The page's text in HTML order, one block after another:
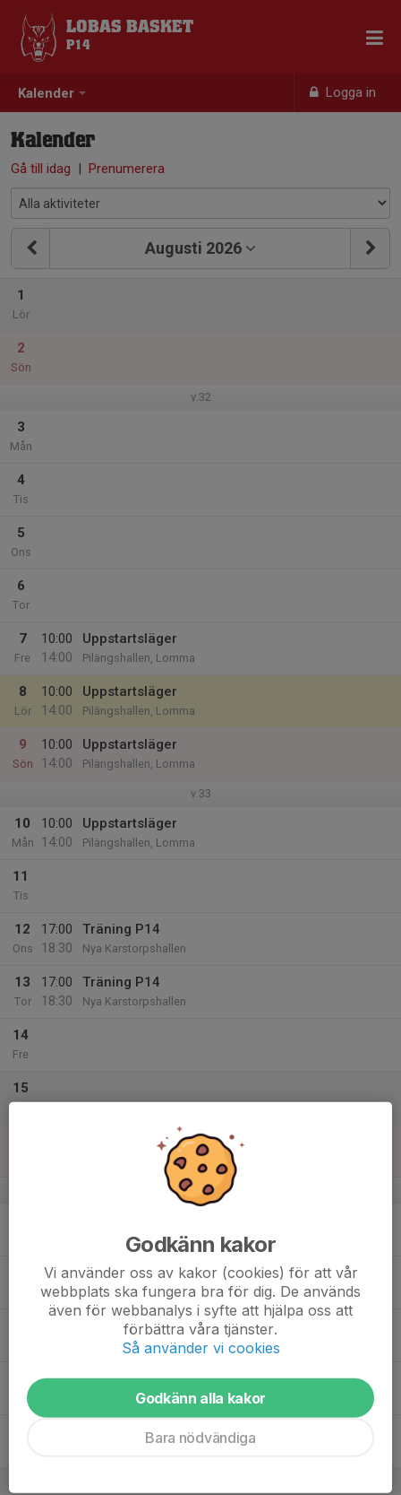
Kalender Logga in
LOBAS BASKET
P14
Kalender
Gå till idag | Prenumerera
Augusti 2026
1
Lör
2
Sön
v.32
3
Mån
4
Tis
5
Ons
6
Tor
7
Fre
10:00
14:00
Uppstartsläger
Pilängshallen, Lomma
8
Lör
10:00
14:00
Uppstartsläger
Pilängshallen, Lomma
9
Sön
10:00
14:00
Uppstartsläger
Pilängshallen, Lomma
v.33
10
Mån
10:00
14:00
Uppstartsläger
Pilängshallen, Lomma
11
Tis
12
Ons
17:00
18:30
Träning P14
Nya Karstorpshallen
13
Tor
17:00
18:30
Träning P14
Nya Karstorpshallen
14
Fre
15
Träning P14
Nya Karstorpshallen
v.34
Träning P14
Nya Karstorpshallen
Tor
Godkänn kakor
Vi använder oss av kakor (cookies) för att vår
webbplats ska fungera bra för dig. De används
även för webbanalys i syfte att hjälpa oss att
förbättra våra tjänster.
Så använder vi cookies
Godkänn alla kakor
Bara nödvändiga